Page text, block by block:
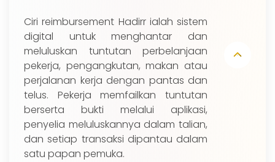
Ciri reimbursement Hadirr ialah sistem
digital untuk menghantar dan
meluluskan tuntutan perbelanjaan
pekerja, pengangkutan, makan atau
perjalanan kerja dengan pantas dan
telus. Pekerja memfailkan tuntutan
berserta bukti melalui aplikasi,
penyelia meluluskannya dalam talian,
dan setiap transaksi dipantau dalam
satu papan pemuka.